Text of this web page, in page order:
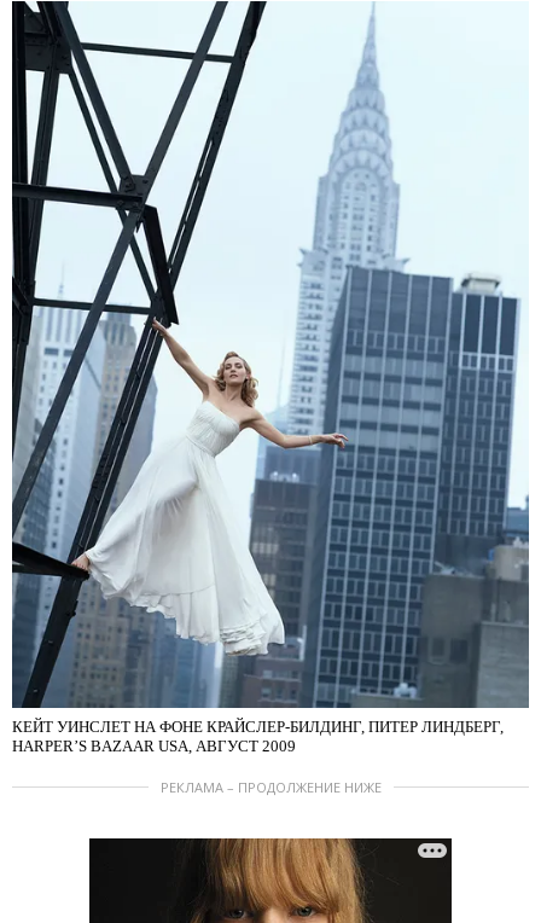
КЕЙТ УИНСЛЕТ НА ФОНЕ КРАЙСЛЕР-БИЛДИНГ, ПИТЕР ЛИНДБЕРГ,
HARPER’S BAZAAR USA, АВГУСТ 2009
РЕКЛАМА – ПРОДОЛЖЕНИЕ НИЖЕ